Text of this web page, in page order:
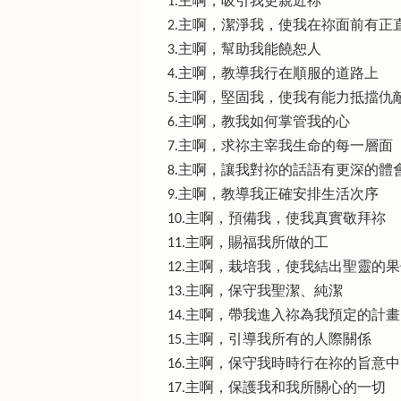
2.主啊，潔淨我，使我在祢面前有正
3.主啊，幫助我能饒恕人
4.主啊，教導我行在順服的道路上
5.主啊，堅固我，使我有能力抵擋仇
6.主啊，教我如何掌管我的心
7.主啊，求祢主宰我生命的每一層面
8.主啊，讓我對祢的話語有更深的體
9.主啊，教導我正確安排生活次序
10.主啊，預備我，使我真實敬拜祢
11.主啊，賜福我所做的工
12.主啊，栽培我，使我結出聖靈的
13.主啊，保守我聖潔、純潔
14.主啊，帶我進入祢為我預定的計畫
15.主啊，引導我所有的人際關係
16.主啊，保守我時時行在祢的旨意中
17.主啊，保護我和我所關心的一切